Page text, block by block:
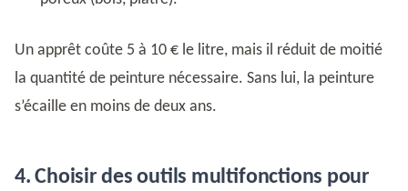
Un apprêt coûte 5 à 10 € le litre, mais il réduit de moitié
la quantité de peinture nécessaire. Sans lui, la peinture
s’écaille en moins de deux ans.
4. Choisir des outils multifonctions pour